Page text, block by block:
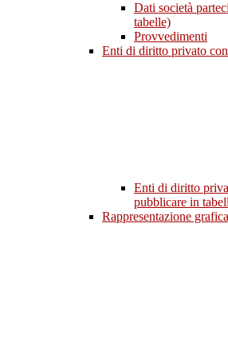
Dati società
tabelle)
Provvedimenti
Enti di diritto privato
Enti di diritto
pubblicare in
Rappresentazione grafica